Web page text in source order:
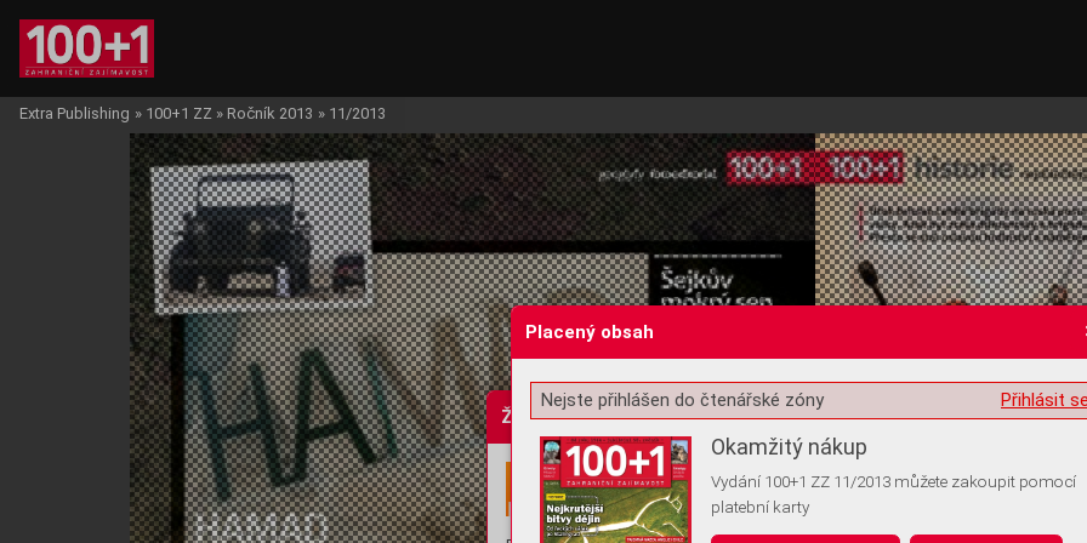
Žádost o souhlas s ukládáním volitelných informací
Extra Publishing » 100+1 ZZ » Ročník 2013 » 11/2013
Placený obsah
Přihlásit
Nejste přihlášen do čtenářské zóny
Okamžitý nákup
Vydání 100+1 ZZ 11/2013 můžete zakoupit pomocí
platební karty